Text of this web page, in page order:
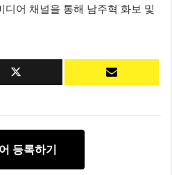
어 채널을 통해 남주혁 화보 및
등록하기